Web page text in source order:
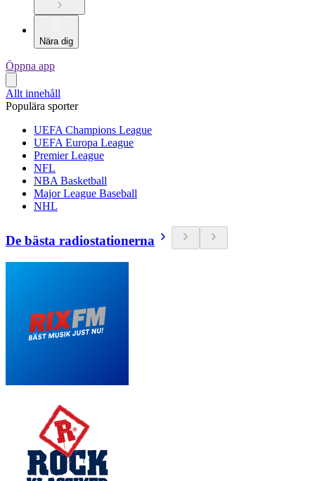
Nära dig
Öppna app
Allt innehåll
Populära sporter
UEFA Champions League
UEFA Europa League
Premier League
NFL
NBA Basketball
Major League Baseball
NHL
De bästa radiostationerna